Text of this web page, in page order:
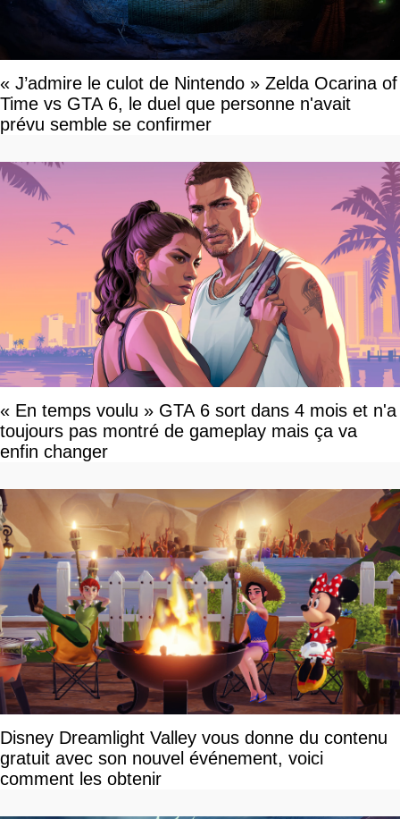
« J’admire le culot de Nintendo » Zelda Ocarina of
Time vs GTA 6, le duel que personne n'avait
prévu semble se confirmer
« En temps voulu » GTA 6 sort dans 4 mois et n'a
toujours pas montré de gameplay mais ça va
enfin changer
Disney Dreamlight Valley vous donne du contenu
gratuit avec son nouvel événement, voici
comment les obtenir